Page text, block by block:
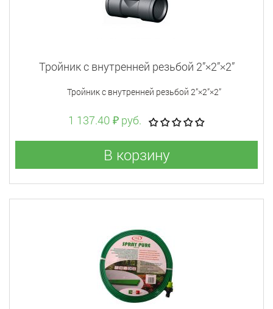
Тройник с внутренней резьбой 2”×2”×2”
Тройник с внутренней резьбой 2”×2”×2”
1 137.40 ₽ руб.
В корзину